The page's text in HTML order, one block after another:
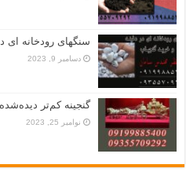
سنگهای رودخانه ای
دسامبر 9, 2023
گنجینه کم‌تر
نوامبر 25, 2023